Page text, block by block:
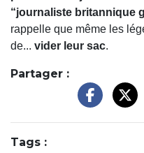
“journaliste britannique
rappelle que même les
de... vider leur sac.
Partager :
Tags :